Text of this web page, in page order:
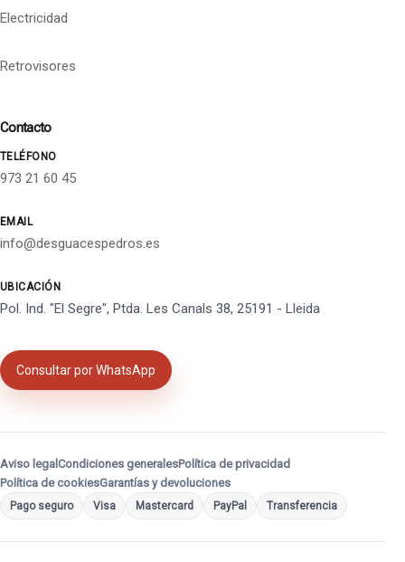
Electricidad
Retrovisores
Contacto
TELÉFONO
973 21 60 45
EMAIL
info@desguacespedros.es
UBICACIÓN
Pol. Ind. "El Segre", Ptda. Les Canals 38, 25191 - Lleida
Consultar por WhatsApp
Aviso legal Condiciones generalesPolítica de privacidad
Política de cookiesGarantías y devoluciones
Pago seguro Visa Mastercard PayPal Transferencia